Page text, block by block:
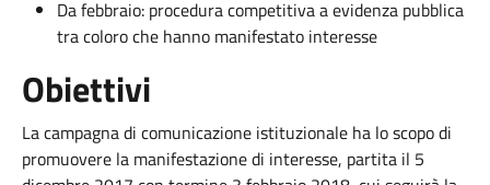
Da febbraio: procedura competitiva a evidenza pubblica
tra coloro che hanno manifestato interesse
Obiettivi
La campagna di comunicazione istituzionale ha lo scopo di
promuovere la manifestazione di interesse, partita il 5